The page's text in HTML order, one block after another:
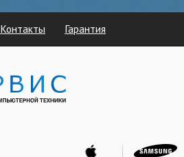
Контакты Гарантия